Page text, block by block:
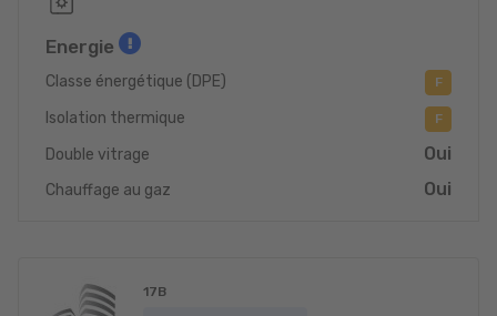
Energie
Classe énergétique (DPE) F
Isolation thermique F
Double vitrage Oui
Chauffage au gaz Oui
17B